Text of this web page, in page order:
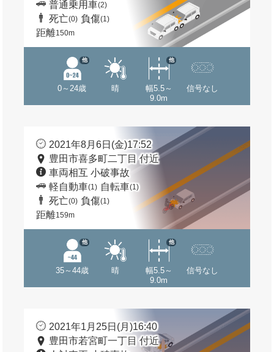
普通乗用車(2)
死亡(0) 負傷(1)
距離150m
0～24歳
他
晴
幅5.5～
9.0m
他
信号なし
2021年8月6日(金)17:52
豊田市喜多町二丁目 付近
車両相互 小破事故
軽自動車(1) 自転車(1)
死亡(0) 負傷(1)
距離159m
35～44歳
他
晴
幅5.5～
9.0m
他
信号なし
2021年1月25日(月)16:40
豊田市若宮町一丁目 付近